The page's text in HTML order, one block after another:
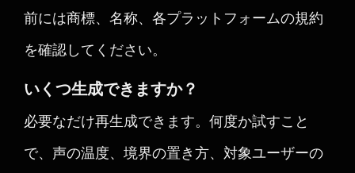
前には商標、名称、各プラットフォームの規約
を確認してください。
いくつ生成できますか？
必要なだけ再生成できます。何度か試すこと
で、声の温度、境界の置き方、対象ユーザーの